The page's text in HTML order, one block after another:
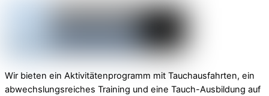
Wir bieten ein Aktivitätenprogramm mit Tauchausfahrten, ein
abwechslungsreiches Training und eine Tauch-Ausbildung auf